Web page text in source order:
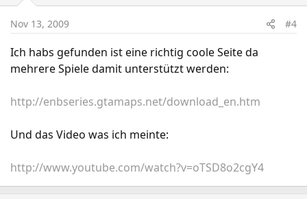
Nov 13, 2009 #4
Ich habs gefunden ist eine richtig coole Seite da
mehrere Spiele damit unterstützt werden:
http://enbseries.gtamaps.net/download_en.htm
Und das Video was ich meinte:
http://www.youtube.com/watch?v=oTSD8o2cgY4